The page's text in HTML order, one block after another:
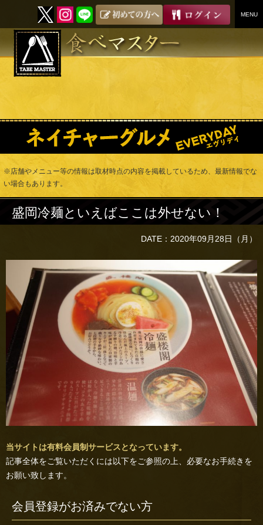
MENU
SKIP
※店舗やメニュー等の情報は取材時点の内容を掲載しているため、最新情報でな
い場合もあります。
盛岡冷麺といえばここは外せない！
DATE：2020年09月28日（月）
当サイトは有料会員制サービスとなっています。
記事全体をご覧いただくには以下をご参照の上、必要なお手続きを
お願い致します。
会員登録がお済みでない方